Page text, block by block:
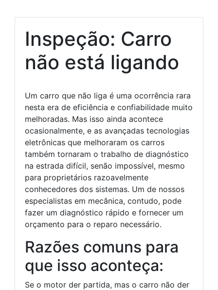
Inspeção: Carro
não está ligando
Um carro que não liga é uma ocorrência rara
nesta era de eficiência e confiabilidade muito
melhoradas. Mas isso ainda acontece
ocasionalmente, e as avançadas tecnologias
eletrônicas que melhoraram os carros
também tornaram o trabalho de diagnóstico
na estrada difícil, senão impossível, mesmo
para proprietários razoavelmente
conhecedores dos sistemas. Um de nossos
especialistas em mecânica, contudo, pode
fazer um diagnóstico rápido e fornecer um
orçamento para o reparo necessário.
Razões comuns para
que isso aconteça:
Se o motor der partida, mas o carro não der